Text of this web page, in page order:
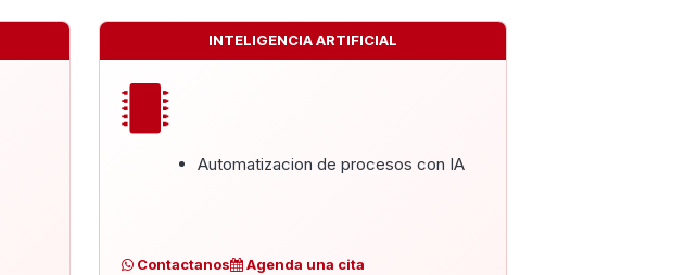
INTELIGENCIA ARTIFICIAL
Automatizacion de procesos con IA
Contactanos Agenda una cita